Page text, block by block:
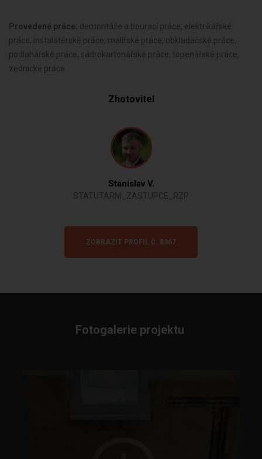
Provedené práce: demontáže a bourací práce, elektrikářské
práce, instalatérské práce, malířské práce, obkladačské práce,
podlahářské práce, sádrokartonářské práce, topenářské práce,
zednické práce
Zhotovitel
Stanislav V.
STATUTARNI_ZASTUPCE_RZP
ZOBRAZIT PROFIL Č. 8367
Fotogalerie projektu